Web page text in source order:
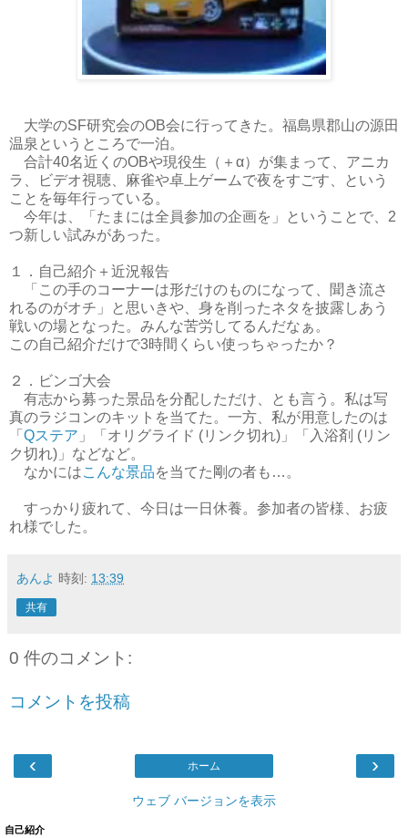
大学のSF研究会のOB会に行ってきた。福島県郡山の源田
温泉というところで一泊。
合計40名近くのOBや現役生（＋α）が集まって、アニカ
ラ、ビデオ視聴、麻雀や卓上ゲームで夜をすごす、という
ことを毎年行っている。
今年は、「たまには全員参加の企画を」ということで、2
つ新しい試みがあった。
１．自己紹介＋近況報告
「この手のコーナーは形だけのものになって、聞き流さ
れるのがオチ」と思いきや、身を削ったネタを披露しあう
戦いの場となった。みんな苦労してるんだなぁ。
この自己紹介だけで3時間くらい使っちゃったか？
２．ビンゴ大会
有志から募った景品を分配しただけ、とも言う。私は写
真のラジコンのキットを当てた。一方、私が用意したのは
「 Qステア 」「オリグライド (リンク切れ)」「入浴剤 (リン
ク切れ)」などなど。
なかにはこんな景品を当てた剛の者も…。
すっかり疲れて、今日は一日休養。参加者の皆様、お疲
れ様でした。
あんよ 時刻: 13:39
共有
0 件のコメント:
コメントを投稿
‹ ›
ホーム
ウェブ バージョンを表示
自己紹介